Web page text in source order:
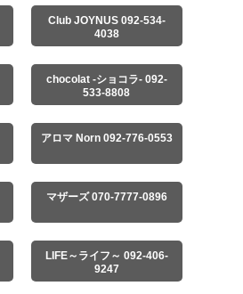
Club JOYNUS 092-534-
4038
chocolat -ショコラ- 092-
533-8808
アロマ Norn 092-776-0553
マザーズ 070-7777-0896
LIFE～ライフ～ 092-406-
9247